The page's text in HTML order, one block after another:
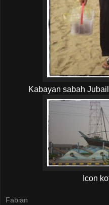
Kabayan sabah
Icon
Fabian